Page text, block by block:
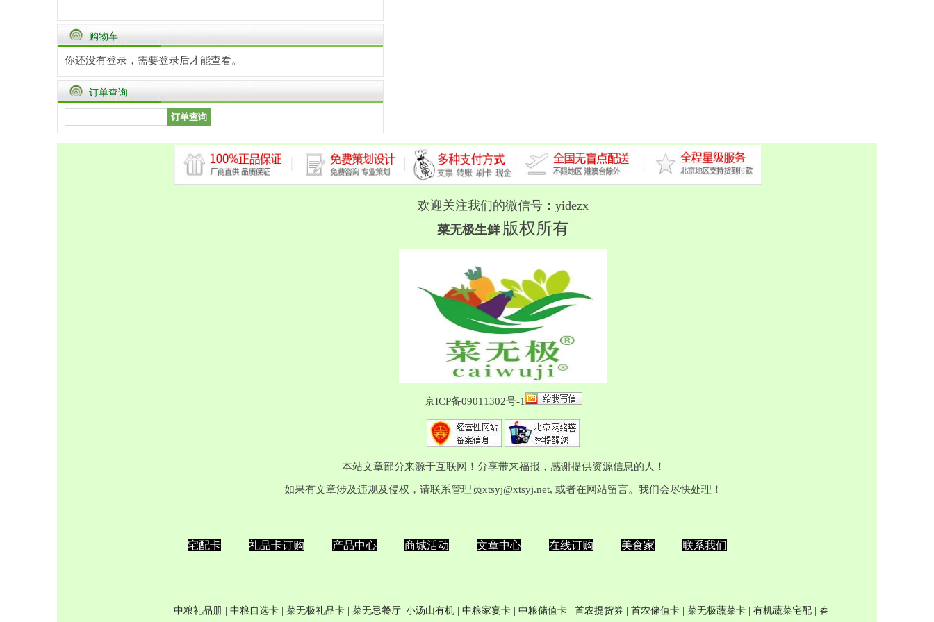
购物车
你还没有登录，需要登录后才能查看。
订单查询
欢迎关注我们的微信号：yidezx
菜无极生鲜 版权所有
京ICP备09011302号-1
本站文章部分来源于互联网！分享带来福报，感谢提供资源信息的人！
如果有文章涉及违规及侵权，请联系管理员xtsyj@xtsyj.net, 或者在网站留言。我们会尽快处理！
宅配卡 礼品卡订购 产品中心 商城活动 文章中心 在线订购 美食家 联系我们
中粮礼品册 中粮自选卡 | 菜无极礼品卡 | 菜无忌餐厅| 小汤山有机 中粮家宴卡 中粮储值卡 首农提货券 首农储值卡 | 菜无极蔬菜卡 有机蔬菜宅配 春